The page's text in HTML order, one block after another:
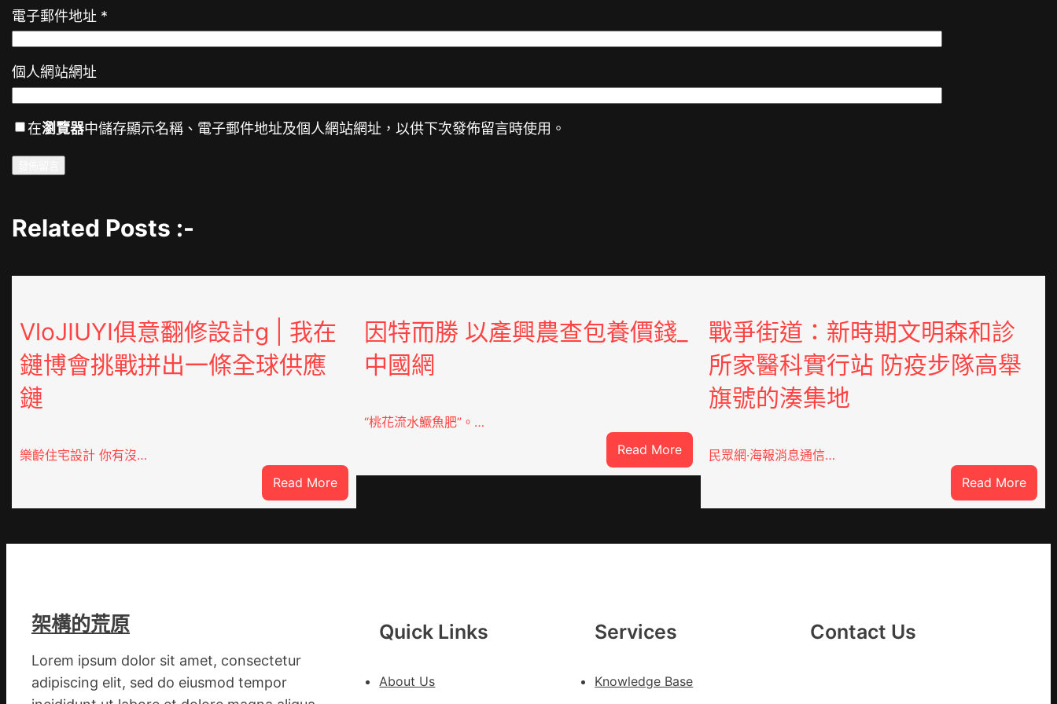
電子郵件地址 *
個人網站網址
在瀏覽器中儲存顯示名稱、電子郵件地址及個人網站網址，以供下次發佈留言時使用。
Related Posts :-
VloJIUYI俱意翻修設計g | 我在
鏈博會挑戰拼出一條全球供應
鏈
樂齡住宅設計 你有沒…
Read More:
VloJIUYI
意
因特而勝 以產興農查包養價錢_
中國網
“桃花流水鱖魚肥”。…
Read More:
因
以
價
戰爭街道：新時期文明森和診
所家醫科實行站 防疫步隊高舉
旗號的湊集地
民眾網·海報消息通信…
Read More:
戰
街
架構的荒原
Lorem ipsum dolor sit amet, consectetur
adipiscing elit, sed do eiusmod tempor
Quick Links
About Us
Services
Knowledge Base
Contact Us